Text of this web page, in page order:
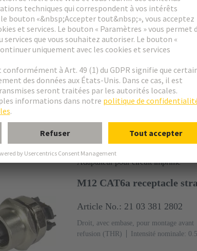
Adaptateur pour circuit imprimé
M12-PCB-THT-2PC-4P-
Article No.: 21 03 381 4440
coudé, Pour montage arrière
vague
Intensité nominale: ‌4 A
Adaptateur pour circuit imprimé
M12 CAT6a receptacle
Article No.: 21 03 381 2802
Droit, avec embase, pour montage avant
refusion (THR)
Intensité nominale: